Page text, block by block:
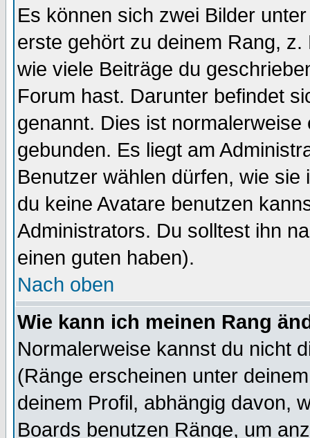
Es können sich zwei Bilder
erste gehört zu deinem Rang,
wie viele Beiträge du
Forum hast. Darunter befindet
genannt. Dies ist
gebunden. Es liegt am
Benutzer wählen dürfen, wie
du keine Avatare benutzen
Administrators. Du solltest ihn
einen guten haben).
Nach oben
Wie kann ich meinen Rang
Normalerweise kannst du nicht
(Ränge erscheinen unter
deinem Profil, abhängig davon,
Boards benutzen Ränge, um